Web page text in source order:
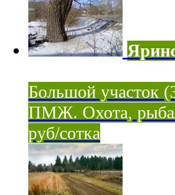
Большой участок
ПМЖ. Охота,
руб/сотка